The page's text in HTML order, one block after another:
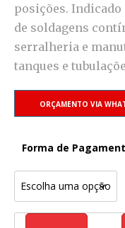
posições.
de soldagens
serralheria e
tanques e
ORÇAMENTO VIA
Forma de